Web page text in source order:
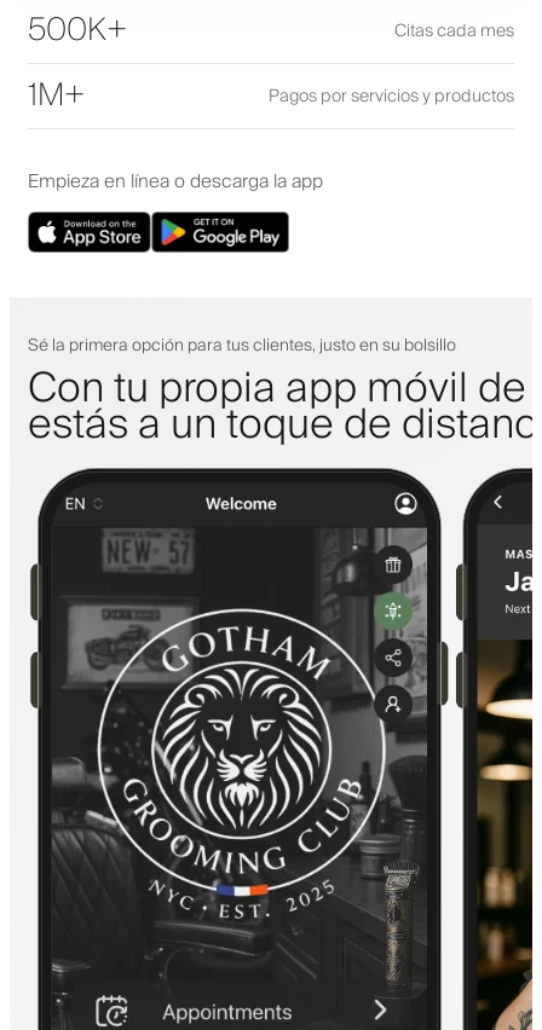
500K+ Citas cada mes
1M+ Pagos por servicios y productos
Empieza en línea o descarga la app
Sé la primera opción para tus clientes, justo en su bolsillo
Con tu propia app móvil
estás a un toque de